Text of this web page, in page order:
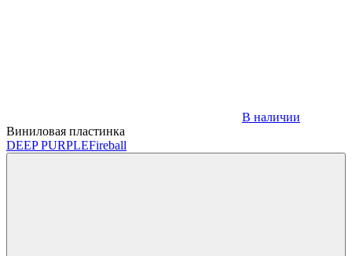
В наличии
Виниловая пластинка
DEEP PURPLEFireball